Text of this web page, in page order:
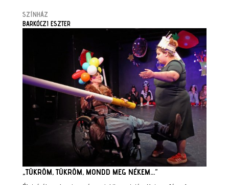
SZÍNHÁZ
BARKÓCZI ESZTER
„TÜKRÖM, TÜKRÖM, MONDD MEG NÉKEM…”